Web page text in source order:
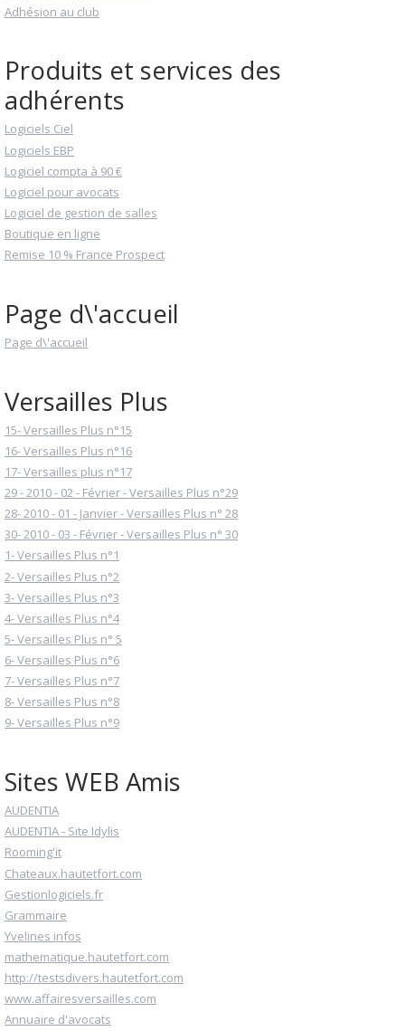
Adhésion au club
Produits et services des
adhérents
Logiciels Ciel
Logiciels EBP
Logiciel compta à 90 €
Logiciel pour avocats
Logiciel de gestion de salles
Boutique en ligne
Remise 10 % France Prospect
Page d\'accueil
Page d\'accueil
Versailles Plus
15- Versailles Plus n°15
16- Versailles Plus n°16
17- Versailles plus n°17
29 - 2010 - 02 - Février - Versailles Plus n°29
28- 2010 - 01 - Janvier - Versailles Plus n° 28
30- 2010 - 03 - Février - Versailles Plus n° 30
1- Versailles Plus n°1
2- Versailles Plus n°2
3- Versailles Plus n°3
4- Versailles Plus n°4
5- Versailles Plus n° 5
6- Versailles Plus n°6
7- Versailles Plus n°7
8- Versailles Plus n°8
9- Versailles Plus n°9
Sites WEB Amis
AUDENTIA
AUDENTIA - Site Idylis
Rooming'it
Chateaux.hautetfort.com
Gestionlogiciels.fr
Grammaire
Yvelines infos
mathematique.hautetfort.com
http://testsdivers.hautetfort.com
www.affairesversailles.com
Annuaire d'avocats